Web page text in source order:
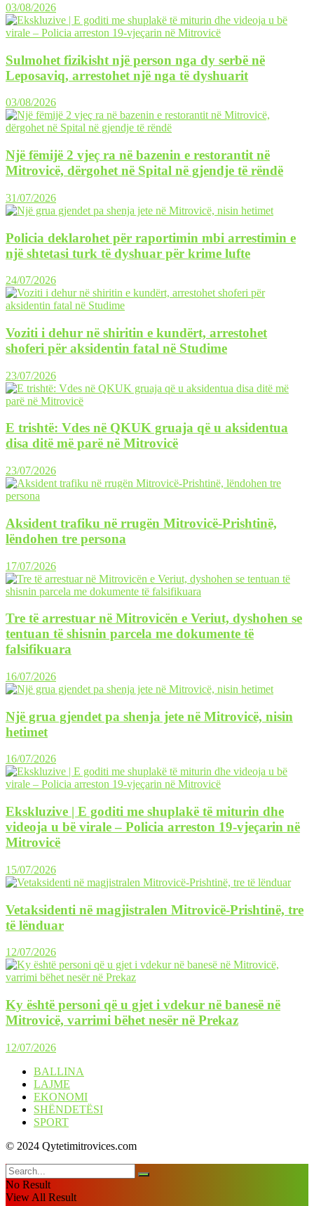
03/08/2026
Sulmohet fizikisht një person nga dy serbë në
Leposaviq, arrestohet një nga të dyshuarit
03/08/2026
Një fëmijë 2 vjeç ra në bazenin e restorantit në
Mitrovicë, dërgohet në Spital në gjendje të rëndë
31/07/2026
Policia deklarohet për raportimin mbi arrestimin e
një shtetasi turk të dyshuar për krime lufte
24/07/2026
Voziti i dehur në shiritin e kundërt, arrestohet
shoferi për aksidentin fatal në Studime
23/07/2026
E trishtë: Vdes në QKUK gruaja që u aksidentua
disa ditë më parë në Mitrovicë
23/07/2026
Aksident trafiku në rrugën Mitrovicë-Prishtinë,
lëndohen tre persona
17/07/2026
Tre të arrestuar në Mitrovicën e Veriut, dyshohen se
tentuan të shisnin parcela me dokumente të
falsifikuara
16/07/2026
Një grua gjendet pa shenja jete në Mitrovicë, nisin
hetimet
16/07/2026
Ekskluzive | E goditi me shuplakë të miturin dhe
videoja u bë virale – Policia arreston 19-vjeçarin në
Mitrovicë
15/07/2026
Vetaksidenti në magjistralen Mitrovicë-Prishtinë, tre
të lënduar
12/07/2026
Ky është personi që u gjet i vdekur në banesë në
Mitrovicë, varrimi bëhet nesër në Prekaz
12/07/2026
BALLINA
LAJME
EKONOMI
SHËNDETËSI
SPORT
© 2024 Qytetimitrovices.com
No Result
View All Result